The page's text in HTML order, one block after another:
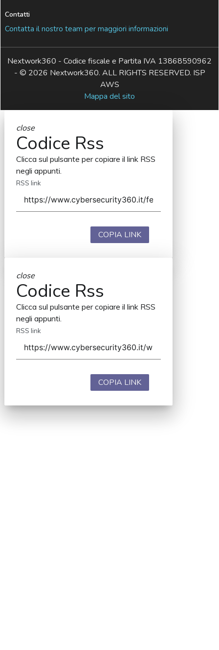
Contatti
Contatta il nostro team per maggiori informazioni
Nextwork360 - Codice fiscale e Partita IVA 13868590962
- © 2026 Nextwork360. ALL RIGHTS RESERVED. ISP
AWS
Mappa del sito
close
Codice Rss
Clicca sul pulsante per copiare il link RSS
negli appunti.
RSS link
COPIA LINK
close
Codice Rss
Clicca sul pulsante per copiare il link RSS
negli appunti.
RSS link
COPIA LINK